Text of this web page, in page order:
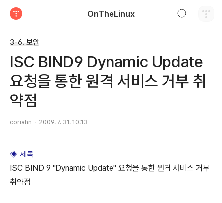
OnTheLinux
3-6. 보안
ISC BIND9 Dynamic Update
요청을 통한 원격 서비스 거부 취
약점
coriahn 2009. 7. 31. 10:13
◈ 제목
ISC BIND 9 "Dynamic Update" 요청을 통한 원격 서비스 거부
취약점